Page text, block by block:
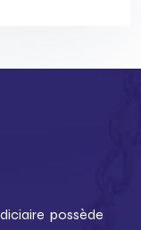
possède